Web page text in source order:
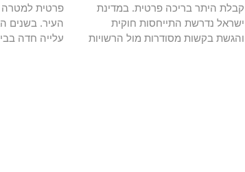
קבלת היתר בריכה פרטית. במדינת
ישראל נדרשת התייחסות חוקית
והגשת בקשות מסודרות מול הרשויות
פרטית למטרה
העיר. בשנים
עלייה חדה